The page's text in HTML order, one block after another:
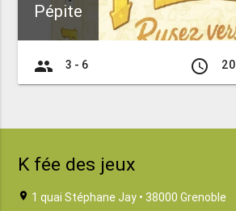
Pépite
group 3 - 6 access_time 20
K fée des jeux
location_on 1 quai Stéphane Jay • 38000 Grenoble